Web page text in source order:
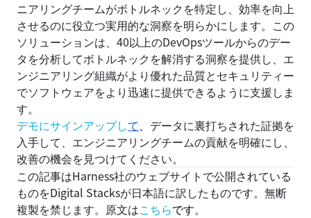
ニアリングチームがボトルネックを特定し、効率を向上
させるのに役立つ実用的な洞察を明らかにします。この
ソリューションは、40以上のDevOpsツールからのデー
タを分析してボトルネックを解消する洞察を提供し、エ
ンジニアリング組織がより優れた品質とセキュリティー
でソフトウェアをより迅速に提供できるように支援しま
す。
デモにサインアップして
データに裏打ちされた証拠を
入手して、エンジニアリングチームの貢献を明確にし、
改善の機会を見つけてください。
この記事はHarness社のウェブサイトで公開されている
ものをDigital Stacksが日本語に訳したものです。 無断
複製を禁じます。原文はこちらです。